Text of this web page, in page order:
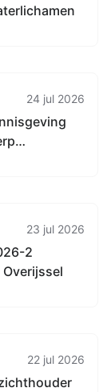
24 jul 2026
23 jul 2026
2
22 jul 2026